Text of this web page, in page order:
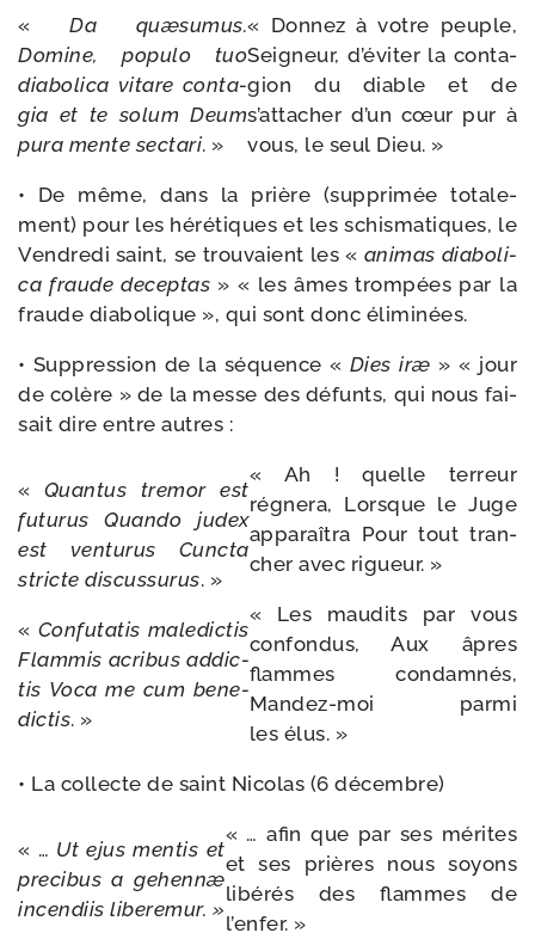
«Da
quæ­su­mus.
Domine,
popu­lo
tuo
dia­bo­li­ca vitare conta­
gia et te solum Deum
pura mente sec­ta­ri. »
« Donnez à votre peuple,
Seigneur, d’éviter la conta­
gion du diable et de
s’attacher d’un cœur pur à
vous, le seul Dieu. »
• De même, dans la prière (sup­pri­mée tota­le­
ment) pour les héré­tiques et les schis­ma­tiques, le
Vendredi saint, se trou­vaient les « ani­mas dia­bo­li­
ca fraude decep­tas » « les âmes trom­pées par la
fraude dia­bo­lique », qui sont donc éliminées.
• Suppression de la séquence « Dies iræ » « jour
de colère » de la messe des défunts, qui nous fai­
sait dire entre autres :
« Quantus tre­mor est
futu­rus
Quando judex
est
ven­tu­rus
Cuncta
stricte dis­cus­su­rus. »
« Confutatis male­dic­tis
Flammis acri­bus addic­
tis Voca me cum bene­
dic­tis. »
« Ah ! quelle ter­reur
régne­ra, Lorsque le Juge
appa­raî­tra Pour tout tran­
cher avec rigueur. »
« Les mau­dits par vous
confon­dus, Aux âpres
flammes condam­nés,
Mandez-​moi par­mi
les élus. »
• La col­lecte de saint Nicolas (6 décembre)
« … Ut ejus men­tis et
pre­ci­bus a gehennæ
incen­diis liberemur. »
« … afin que par ses mérites
et ses prières nous soyons
libé­rés des flammes de
l’enfer. »